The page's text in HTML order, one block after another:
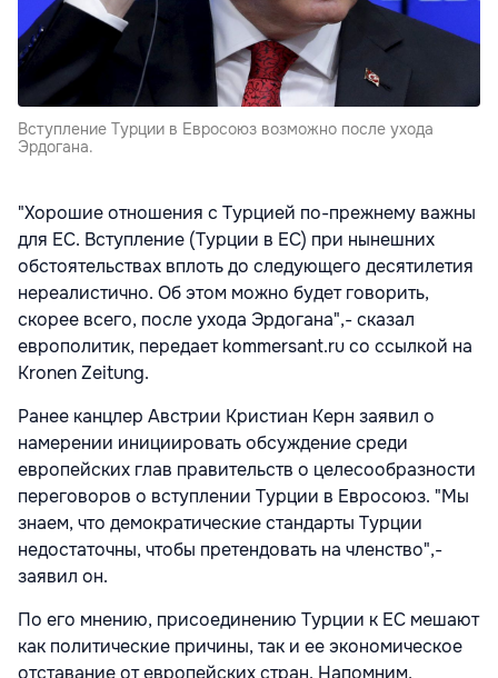
Вступление Турции в Евросоюз возможно после ухода
Эрдогана.
"Хорошие отношения с Турцией по-прежнему важны
для ЕС. Вступление (Турции в ЕС) при нынешних
обстоятельствах вплоть до следующего десятилетия
нереалистично. Об этом можно будет говорить,
скорее всего, после ухода Эрдогана",- сказал
европолитик, передает kommersant.ru со ссылкой на
Kronen Zeitung.
Ранее канцлер Австрии Кристиан Керн заявил о
намерении инициировать обсуждение среди
европейских глав правительств о целесообразности
переговоров о вступлении Турции в Евросоюз. "Мы
знаем, что демократические стандарты Турции
недостаточны, чтобы претендовать на членство",-
заявил он.
По его мнению, присоединению Турции к ЕС мешают
как политические причины, так и ее экономическое
отставание от европейских стран. Напомним,